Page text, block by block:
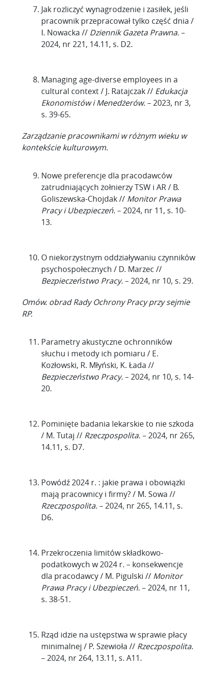
Jak rozliczyć wynagrodzenie i zasiłek, jeśli
pracownik przepracował tylko część dnia /
I. Nowacka // Dziennik Gazeta Prawna. –
2024, nr 221, 14.11, s. D2.
Managing age-diverse employees in a
cultural context / J. Ratajczak // Edukacja
Ekonomistów i Menedżerów. – 2023, nr 3,
s. 39-65.
Zarządzanie pracownikami w różnym wieku w
kontekście kulturowym.
Nowe preferencje dla pracodawców
zatrudniających żołnierzy TSW i AR / B.
Goliszewska-Chojdak // Monitor Prawa
Pracy i Ubezpieczeń. – 2024, nr 11, s. 10-
13.
O niekorzystnym oddziaływaniu czynników
psychospołecznych / D. Marzec //
Bezpieczeństwo Pracy. – 2024, nr 10, s. 29.
Omów. obrad Rady Ochrony Pracy przy sejmie
RP.
Parametry akustyczne ochronników
słuchu i metody ich pomiaru / E.
Kozłowski, R. Młyński, K. Łada //
Bezpieczeństwo Pracy. – 2024, nr 10, s. 14-
20.
Pominięte badania lekarskie to nie szkoda
/ M. Tutaj // Rzeczpospolita. – 2024, nr 265,
14.11, s. D7.
Powódź 2024 r. : jakie prawa i obowiązki
mają pracownicy i firmy? / M. Sowa //
Rzeczpospolita. – 2024, nr 265, 14.11, s.
D6.
Przekroczenia limitów składkowo-
podatkowych w 2024 r. – konsekwencje
dla pracodawcy / M. Pigulski // Monitor
Prawa Pracy i Ubezpieczeń. – 2024, nr 11,
s. 38-51.
Rząd idzie na ustępstwa w sprawie płacy
minimalnej / P. Szewioła // Rzeczpospolita.
– 2024, nr 264, 13.11, s. A11.